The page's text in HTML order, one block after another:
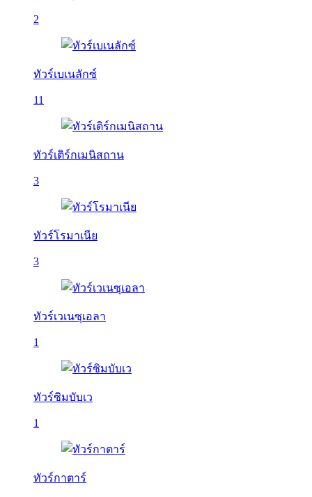
2
ทัวร์เบเนลักซ์
11
ทัวร์เติร์กเมนิสถาน
3
ทัวร์โรมาเนีย
3
ทัวร์เวเนซุเอลา
1
ทัวร์ซิมบับเว
1
ทัวร์กาตาร์